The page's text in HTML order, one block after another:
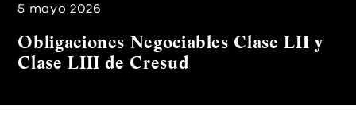
5 mayo 2026
Obligaciones Negociables Clase LII y
Clase LIII de Cresud